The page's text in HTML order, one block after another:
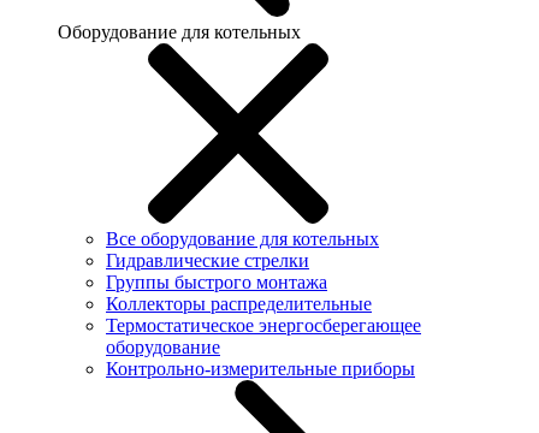
Оборудование для котельных
Все оборудование для котельных
Гидравлические стрелки
Группы быстрого монтажа
Коллекторы распределительные
Термостатическое энергосберегающее
оборудование
Контрольно-измерительные приборы